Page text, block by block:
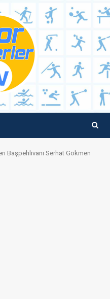
Başpehlivanı Serhat Gökmen